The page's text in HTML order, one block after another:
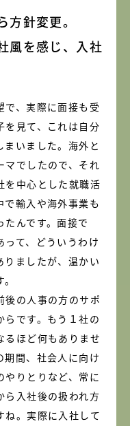
針変更。
風を感じ、入社
、実際に面接も受
を見て、これは自分
いました。海外と
マでしたので、それ
を中心とした就職活
で輸入や海外事業も
んです。面接で
て、どういうわけ
りましたが、温かい
の人事の方のサポ
らです。もう１社の
るほど何もありませ
期間、社会人に向け
やりとりなど、常に
ら入社後の扱われ方
ね。実際に入社して